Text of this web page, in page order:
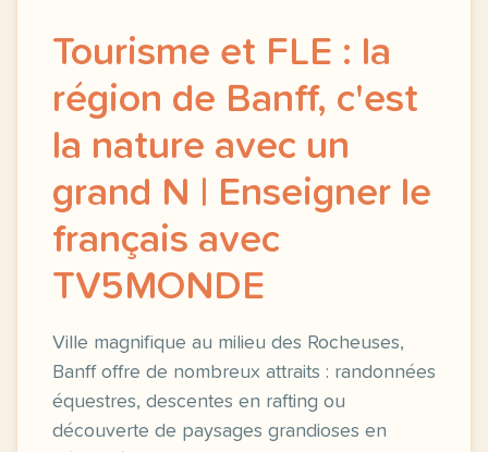
Tourisme et FLE : la
région de Banff, c'est
la nature avec un
grand N | Enseigner le
français avec
TV5MONDE
Ville magnifique au milieu des Rocheuses,
Banff offre de nombreux attraits : randonnées
équestres, descentes en rafting ou
découverte de paysages grandioses en